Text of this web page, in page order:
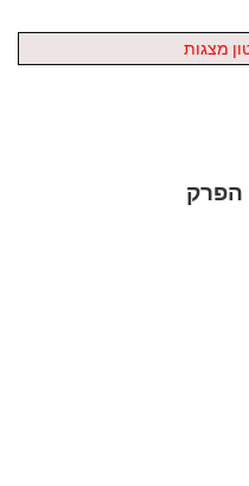
מצגות
הפרק